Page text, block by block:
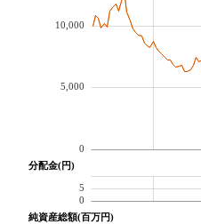
0
5,000
10,000
分配金(円)
0
5
純資産総額(百万円)